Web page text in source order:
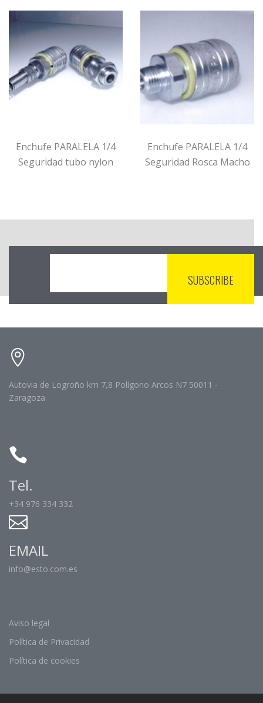
Enchufe PARALELA 1/4
Seguridad tubo nylon
Enchufe PARALELA 1/4
Seguridad Rosca Macho
Autovia de Logroño km 7,8 Polígono Arcos N7 50011 -
Zaragoza
Tel.
+34 976 334 332
EMAIL
info@esto.com.es
Aviso legal
Política de Privacidad
Política de cookies